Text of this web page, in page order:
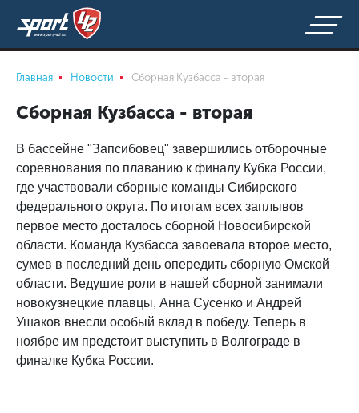
Главная Новости Сборная Кузбасса - вторая
Сборная Кузбасса - вторая
В бассейне "Запсибовец" завершились отборочные
соревнования по плаванию к финалу Кубка России,
где участвовали сборные команды Сибирского
федерального округа. По итогам всех заплывов
первое место досталось сборной Новосибирской
области. Команда Кузбасса завоевала второе место,
сумев в последний день опередить сборную Омской
области. Ведушие роли в нашей сборной занимали
новокузнецкие плавцы, Анна Сусенко и Андрей
Ушаков внесли особый вклад в победу. Теперь в
ноябре им предстоит выступить в Волгограде в
финалке Кубка России.